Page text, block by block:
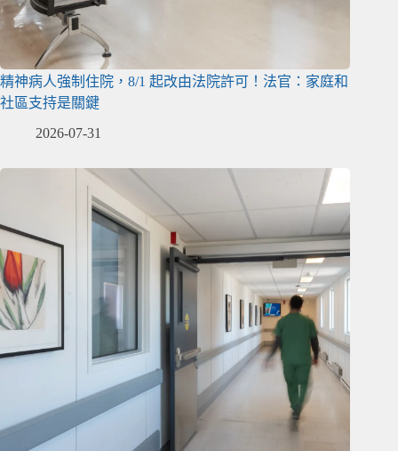
精神病人強制住院，8/1 起改由法院許可！法官：家庭和
社區支持是關鍵
2026-07-31